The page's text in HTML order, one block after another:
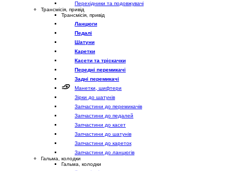
Перехідники та подовжувачі
Трансмісія, привід
Трансмісія, привід
Ланцюги
Педалі
Шатуни
Каретки
Касети та тріскачки
Передні перемикачі
Задні перемикачі
Манетки, шифтери
Зірки до шатунів
Запчастини до перемикачів
Запчастини до педалей
Запчастини до касет
Запчастини до шатунів
Запчастини до кареток
Запчастини до ланцюгів
Гальма, колодки
Гальма, колодки